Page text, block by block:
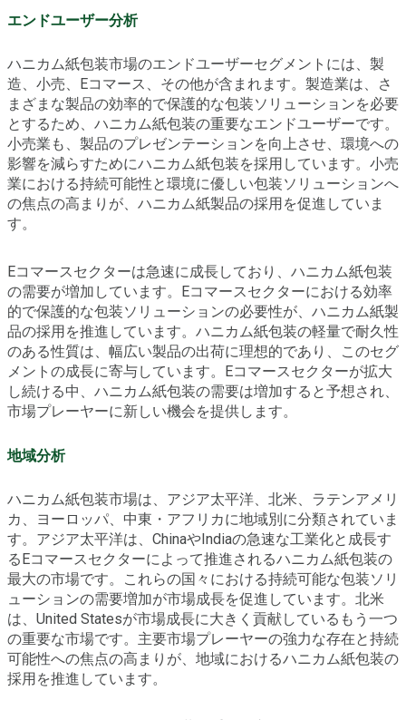
エンドユーザー分析
ハニカム紙包装市場のエンドユーザーセグメントには、製
造、小売、Eコマース、その他が含まれます。製造業は、さ
まざまな製品の効率的で保護的な包装ソリューションを必要
とするため、ハニカム紙包装の重要なエンドユーザーです。
小売業も、製品のプレゼンテーションを向上させ、環境への
影響を減らすためにハニカム紙包装を採用しています。小売
業における持続可能性と環境に優しい包装ソリューションへ
の焦点の高まりが、ハニカム紙製品の採用を促進していま
す。
Eコマースセクターは急速に成長しており、ハニカム紙包装
の需要が増加しています。Eコマースセクターにおける効率
的で保護的な包装ソリューションの必要性が、ハニカム紙製
品の採用を推進しています。ハニカム紙包装の軽量で耐久性
のある性質は、幅広い製品の出荷に理想的であり、このセグ
メントの成長に寄与しています。Eコマースセクターが拡大
し続ける中、ハニカム紙包装の需要は増加すると予想され、
市場プレーヤーに新しい機会を提供します。
地域分析
ハニカム紙包装市場は、アジア太平洋、北米、ラテンアメリ
カ、ヨーロッパ、中東・アフリカに地域別に分類されていま
す。アジア太平洋は、ChinaやIndiaの急速な工業化と成長す
るEコマースセクターによって推進されるハニカム紙包装の
最大の市場です。これらの国々における持続可能な包装ソリ
ューションの需要増加が市場成長を促進しています。北米
は、United Statesが市場成長に大きく貢献しているもう一つ
の重要な市場です。主要市場プレーヤーの強力な存在と持続
可能性への焦点の高まりが、地域におけるハニカム紙包装の
採用を推進しています。